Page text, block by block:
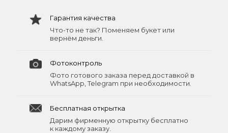
Гарантия качества
Что-то не так? Поменяем букет или
вернём деньги.
Фотоконтроль
Фото готового заказа перед доставкой в
WhatsApp, Telegram при необходимости.
Бесплатная открытка
Дарим фирменную открытку бесплатно
к каждому заказу.